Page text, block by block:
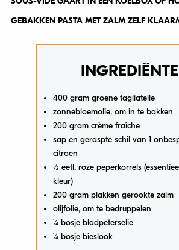
400 gram groene tagliatelle
zonnebloemolie, om in te bakken
200 gram crème fraîche
sap en geraspte schil van 1
citroen
½ eetl. roze peperkorrels
kleur)
200 gram plakken gerookte zalm
olijfolie, om te bedruppelen
¼ bosje bladpeterselie